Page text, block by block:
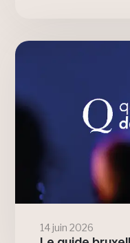
14 juin 2026